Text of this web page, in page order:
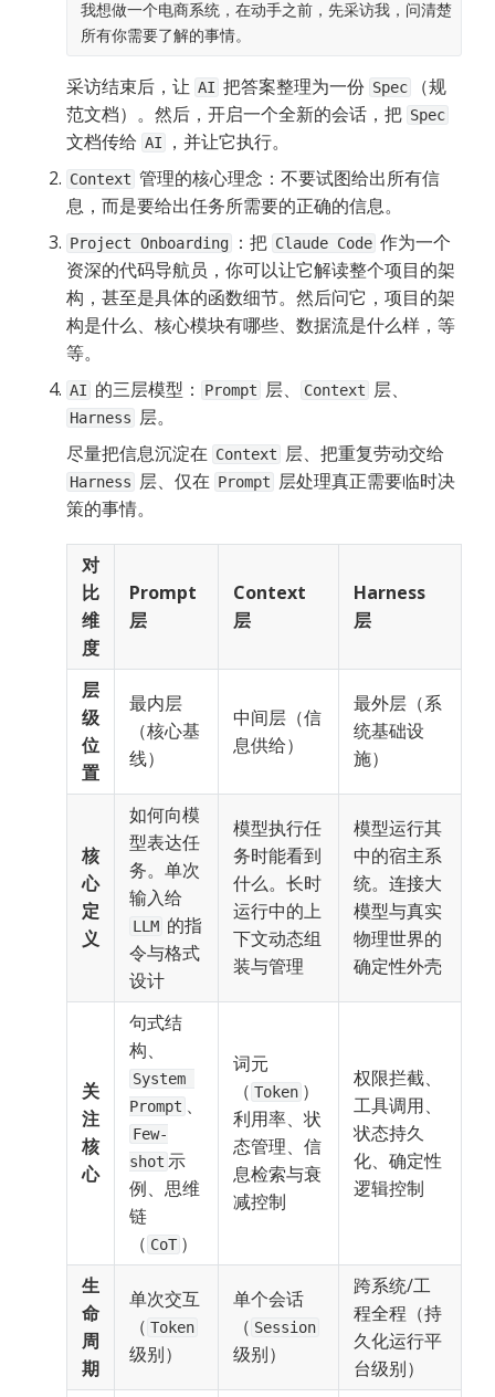
我想做一个电商系统，在动手之前，先采访我，问清楚
所有你需要了解的事情。
采访结束后，让 AI 把答案整理为一份 Spec
（规
范文档）。然后，开启一个全新的会话，把 Spec
文档传给 AI ，并让它执行。
Context 管理的核心理念：不要试图给出所有信
息，而是要给出任务所需要的正确的信息。
Project Onboarding ：把 Claude Code 作为一个
资深的代码导航员，你可以让它解读整个项目的架
构，甚至是具体的函数细节。然后问它，项目的架
构是什么、核心模块有哪些、数据流是什么样，等
等。
AI 的三层模型： Prompt 层、 Context 层、
Harness 层。
尽量把信息沉淀在 Context 层、把重复劳动交给
Harness 层、仅在 Prompt 层处理真正需要临时决
策的事情。
对
比
维
度
Prompt
层
Context
层
Harness
层
层
级
位
置
最内层
（核心基
线）
中间层（信
息供给）
最外层（系
统基础设
施）
核
心
定
义
如何向模
型表达任
务。单次
LLM 的指
令与格式
设计
模型执行任
务时能看到
什么。长时
运行中的上
下文动态组
装与管理
模型运行其
中的宿主系
统。连接大
模型与真实
物理世界的
确定性外壳
关
注
核
心
句式结
构、
System
Prompt 、
Few-
shot 示
例、思维
链
（ CoT ）
词元
（ Token ）
利用率、状
态管理、信
息检索与衰
减控制
权限拦截、
工具调用、
状态持久
化、确定性
逻辑控制
生
命
周
期
单次交互
（ Token
级别）
单个会话
（ Session
级别）
跨系统/工
程全程（持
久化运行平
台级别）